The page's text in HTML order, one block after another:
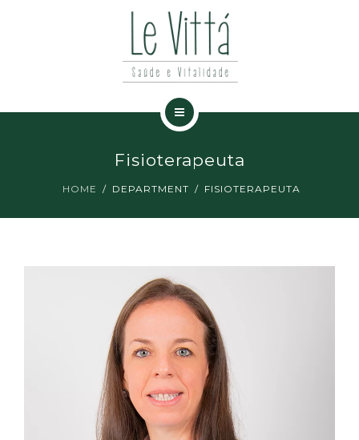
Fisioterapeuta
HOME DEPARTMENT FISIOTERAPEUTA